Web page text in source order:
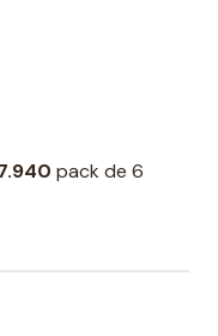
pack de 6